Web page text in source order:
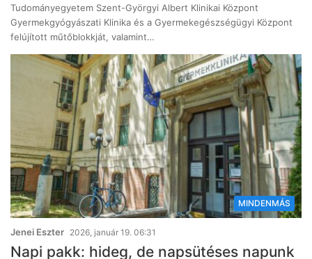
Tudományegyetem Szent-Györgyi Albert Klinikai Központ
Gyermekgyógyászati Klinika és a Gyermekegészségügyi Központ
felújított műtőblokkját, valamint…
MINDENMÁS
Jenei Eszter 2026, január 19. 06:31
Napi pakk: hideg, de napsütéses napunk